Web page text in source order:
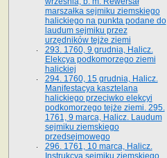
marszałka sejmiku ziemskiego
halickiego na punkta podane do
laudum sejmiku przez
urzędników tejże ziemi
293. 1760, 9 grudnia, Halicz.
Elekcya podkomorzego ziemi
halickiej
294. 1760, 15 grudnia, Halicz.
Manifestacya kasztelana
halickiego przeciwko elekcyi
podkomorzego tejże ziemi. 295.
1761, 9 marca, Halicz. Laudum
sejmiku ziemskiego
przedsejmowego
296. 1761, 10 marca, Halicz.
Instrukcya sejmiku ziemskiego